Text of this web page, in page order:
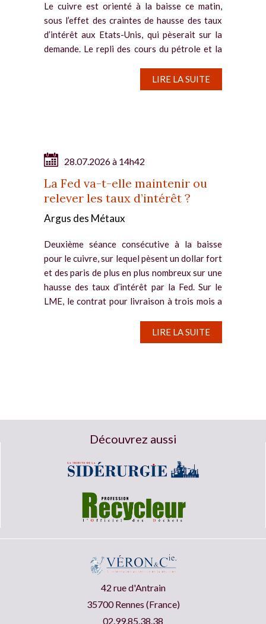
Le cuivre est orienté à la baisse ce matin,
sous l’effet des craintes de hausse des taux
d’intérêt aux Etats-Unis, qui pèserait sur la
demande. Le repli des cours du pétrole et la
LIRE LA SUITE
28.07.2026 à 14h42
La Fed va-t-elle maintenir ou
relever les taux d’intérêt ?
Argus des Métaux
Deuxième séance consécutive à la baisse
pour le cuivre, sur lequel pèsent un dollar fort
et des paris de plus en plus nombreux sur une
hausse des taux d’intérêt par la Fed. Sur le
LME, le contrat pour livraison à trois mois a
LIRE LA SUITE
Découvrez aussi
42 rue d'Antrain
35700 Rennes (France)
02.99.85.38.38